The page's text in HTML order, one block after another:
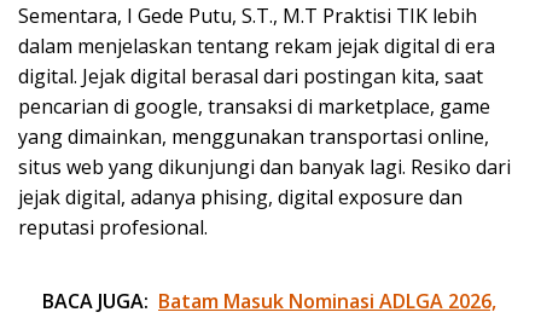
Sementara, I Gede Putu, S.T., M.T Praktisi TIK lebih
dalam menjelaskan tentang rekam jejak digital di era
digital. Jejak digital berasal dari postingan kita, saat
pencarian di google, transaksi di marketplace, game
yang dimainkan, menggunakan transportasi online,
situs web yang dikunjungi dan banyak lagi. Resiko dari
jejak digital, adanya phising, digital exposure dan
reputasi profesional.
BACA JUGA: Batam Masuk Nominasi ADLGA 2026,